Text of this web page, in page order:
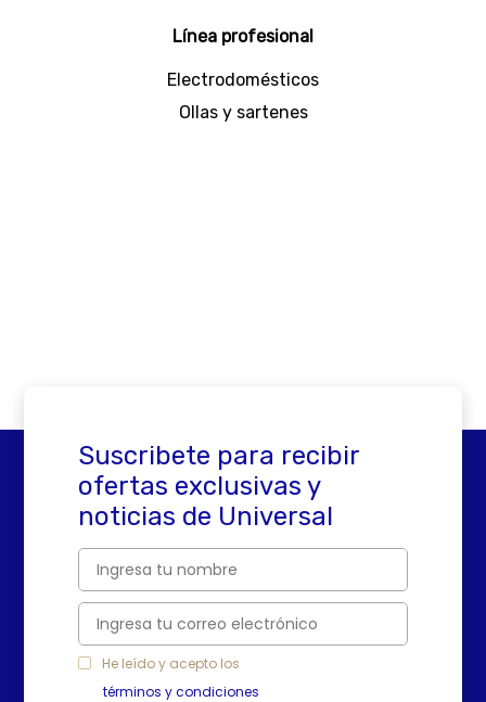
Línea profesional
Electrodomésticos
Ollas y sartenes
Suscribete para recibir
ofertas exclusivas y
noticias de Universal
He leído y acepto los
términos y condiciones